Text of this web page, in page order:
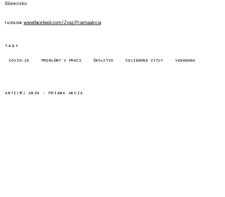
Slovensko
FACEBOOK www.facebook.com/Zvaz.Priama.akcia
TAGY
COVID-19 PROBLÉMY V PRÁCI ŠKOLSTVO SOLIDÁRNE VÝZVY VEGANANA
ANTI(©) 2024 - PRIAMA AKCIA